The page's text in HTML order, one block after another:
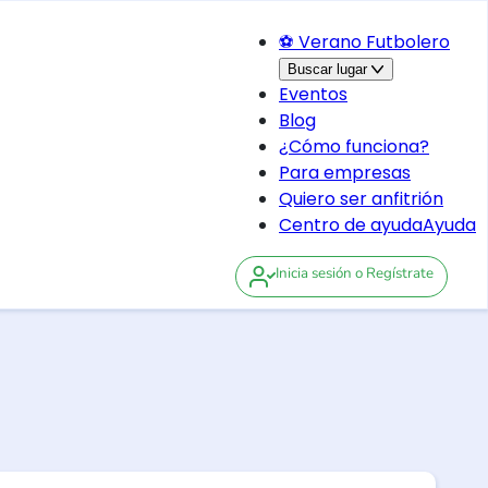
⚽ Verano Futbolero
Buscar lugar
Eventos
Blog
¿Cómo funciona?
Para empresas
Quiero ser anfitrión
Centro de ayudaAyuda
Inicia sesión o Regístrate